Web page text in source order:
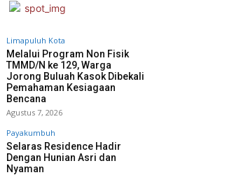
Limapuluh Kota
Melalui Program Non Fisik
TMMD/N ke 129, Warga
Jorong Buluah Kasok Dibekali
Pemahaman Kesiagaan
Bencana
Agustus 7, 2026
Payakumbuh
Selaras Residence Hadir
Dengan Hunian Asri dan
Nyaman